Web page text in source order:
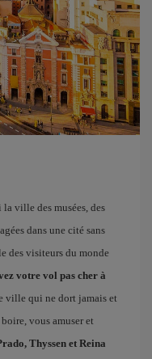
la ville des musées, des
dans une cité sans
des visiteurs du monde
votre vol pas cher à
ville qui ne dort jamais et
vous amuser et
Thyssen et Reina